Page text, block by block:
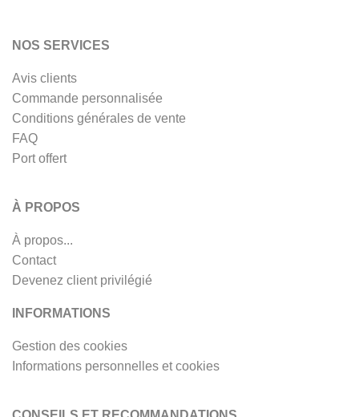
NOS SERVICES
Avis clients
Commande personnalisée
Conditions générales de vente
FAQ
Port offert
À PROPOS
À propos...
Contact
Devenez client privilégié
INFORMATIONS
Gestion des cookies
Informations personnelles et cookies